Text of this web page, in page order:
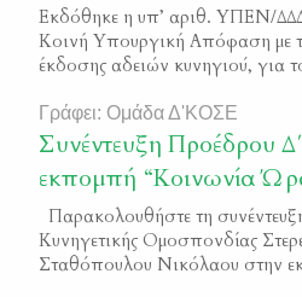
Εκδόθηκε η υπ’ αριθ. ΥΠΕΝ/
Κοινή Υπουργική Απόφαση με
έκδοσης αδειών κυνηγιού, για
4366/Β/2025
Γράφει: Ομάδα Δ'ΚΟΣΕ
Συνέντευξη Προέδρου
εκπομπή “Κοινωνία
Παρακολουθήστε τη
Κυνηγετικής Ομοσπονδίας
Σταθόπουλου Νικόλαου στην